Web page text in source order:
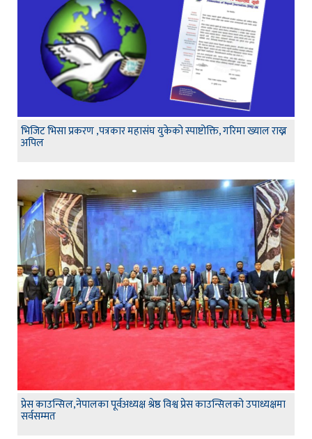
भिजिट भिसा प्रकरण ,पत्रकार महासंघ युकेको स्पाष्टोक्ति, गरिमा ख्याल राख्न
अपिल
प्रेस काउन्सिल,नेपालका पूर्वअध्यक्ष श्रेष्ठ विश्व प्रेस काउन्सिलको उपाध्यक्षमा
सर्वसम्मत